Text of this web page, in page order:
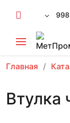
Главная
Втулка